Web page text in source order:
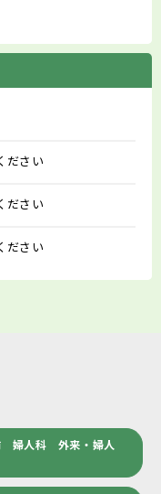
ださい
ださい
ださい
婦人科 外来・婦人